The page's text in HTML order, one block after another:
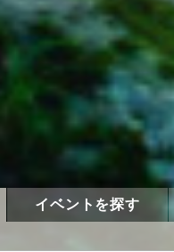
イベントを探す